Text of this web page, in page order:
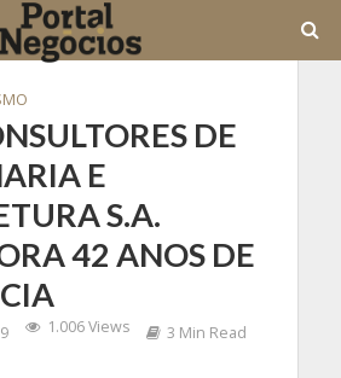
DE
E
S.A.
42 ANOS DE
1.006 Views 3 Min Read